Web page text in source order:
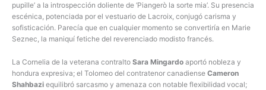
pupille’ a la introspección doliente de ‘Piangerò la sorte mia’. Su presencia
escénica, potenciada por el vestuario de Lacroix, conjugó carisma y
sofisticación. Parecía que en cualquier momento se convertiría en Marie
Seznec, la maniquí fetiche del reverenciado modisto francés.
La Cornelia de la veterana contralto Sara Mingardo aportó nobleza y
hondura expresiva; el Tolomeo del contratenor canadiense Cameron
Shahbazi equilibró sarcasmo y amenaza con notable flexibilidad vocal;